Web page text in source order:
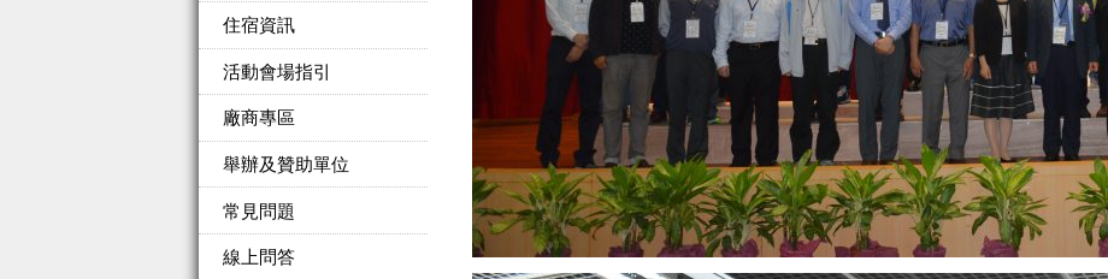
住宿資訊
活動會場指引
廠商專區
舉辦及贊助單位
常見問題
線上問答